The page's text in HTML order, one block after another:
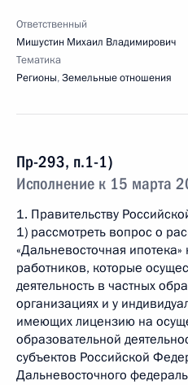
Ответственный
Мишустин Михаил Владимирович
Тематика
Регионы,Земельные отношения
Пр-293, п.1-1)
Исполнение к 15 марта
1. Правительству
1) рассмотреть вопрос о
«Дальневосточная ипотека»
работников, которые
деятельность в частных
организациях и у
имеющих лицензию на
образовательной
субъектов Российской
Дальневосточного